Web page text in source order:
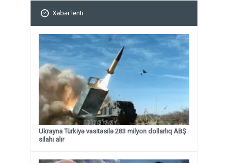
Xəbər lenti
Ukrayna Türkiyə vasitəsilə 283 milyon dollarlıq ABŞ
silahı alır